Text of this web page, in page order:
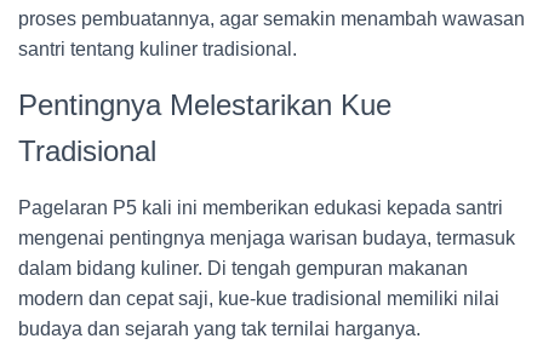
proses pembuatannya, agar semakin menambah wawasan
santri tentang kuliner tradisional.
Pentingnya Melestarikan Kue
Tradisional
Pagelaran P5 kali ini memberikan edukasi kepada santri
mengenai pentingnya menjaga warisan budaya, termasuk
dalam bidang kuliner. Di tengah gempuran makanan
modern dan cepat saji, kue-kue tradisional memiliki nilai
budaya dan sejarah yang tak ternilai harganya.